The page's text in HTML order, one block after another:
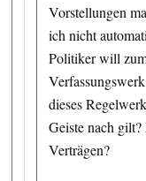
Vorstellungen
ich nicht
Politiker will
dieses
Geiste nach
Verträgen?